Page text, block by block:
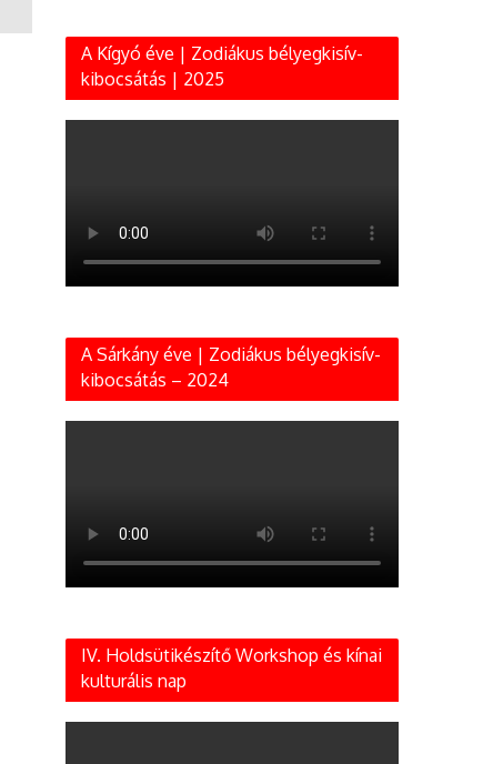
A Kígyó éve | Zodiákus bélyegkisív-
kibocsátás | 2025
A Sárkány éve | Zodiákus bélyegkisív-
kibocsátás – 2024
IV. Holdsütikészítő Workshop és kínai
kulturális nap